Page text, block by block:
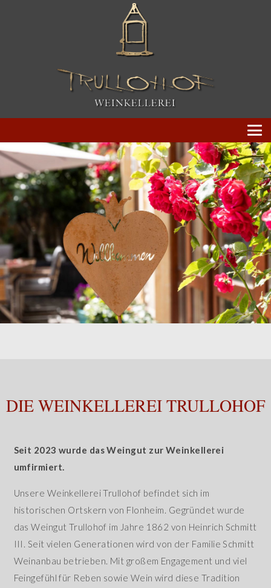
DIE WEINKELLEREI TRULLOHOF
Seit 2023 wurde das Weingut zur Weinkellerei
umfirmiert.
Unsere Weinkellerei Trullohof befindet sich im
historischen Ortskern von Flonheim. Gegründet wurde
das Weingut Trullohof im Jahre 1862 von Heinrich Schmitt
III. Seit vielen Generationen wird von der Familie Schmitt
Weinanbau betrieben. Mit großem Engagement und viel
Feingefühl für Reben sowie Wein wird diese Tradition